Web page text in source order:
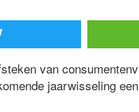
van
jaarwisseling